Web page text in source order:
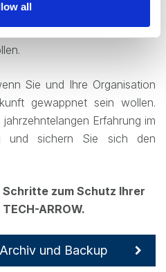
all
Verfügung zu stellen, die sich
Sie und Ihre Organisation
gewappnet sein wollen.
Erfahrung im
und sichern Sie sich den
zum Schutz Ihrer
ARROW.
und Backup